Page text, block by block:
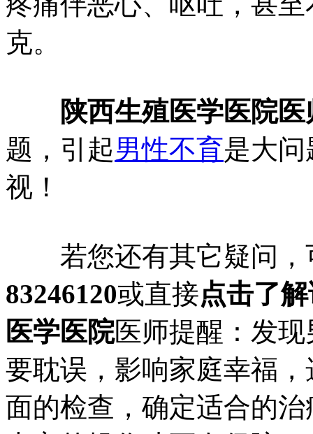
克。
陕西生殖医学医院医
题，引起男性不育是大
视！
若您还有其它疑问，
83246120或直接点击了
医学医院医师提醒：发
要耽误，影响家庭幸福
面的检查，确定适合的